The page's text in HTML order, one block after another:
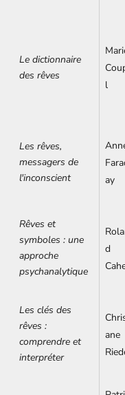
Le dictionnaire
des rêves
l
Les rêves,
messagers de
l'inconscient
ay
Rêves et
symboles : une
approche
psychanalytique
d
Les clés des
rêves :
comprendre et
interpréter
ane